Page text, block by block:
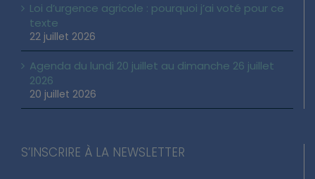
Loi d’urgence agricole : pourquoi j’ai voté pour ce
texte
22 juillet 2026
Agenda du lundi 20 juillet au dimanche 26 juillet
2026
20 juillet 2026
S’INSCRIRE À LA NEWSLETTER